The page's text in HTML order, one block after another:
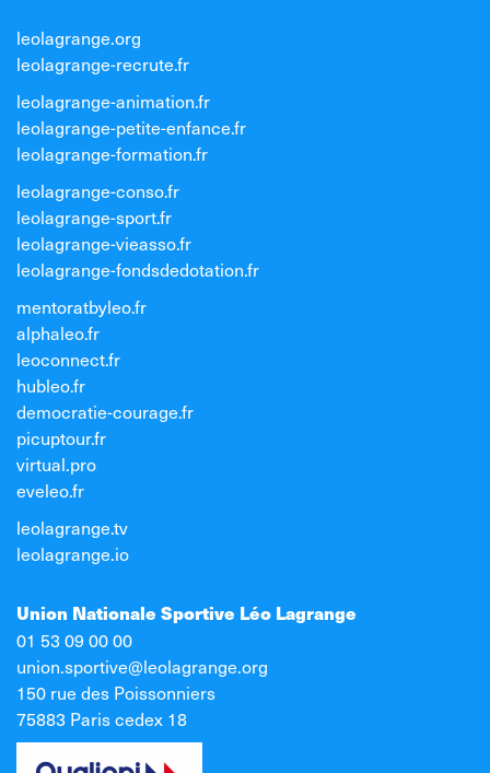
leolagrange.org
leolagrange-recrute.fr
leolagrange-animation.fr
leolagrange-petite-enfance.fr
leolagrange-formation.fr
leolagrange-conso.fr
leolagrange-sport.fr
leolagrange-vieasso.fr
leolagrange-fondsdedotation.fr
mentoratbyleo.fr
alphaleo.fr
leoconnect.fr
hubleo.fr
democratie-courage.fr
picuptour.fr
virtual.pro
eveleo.fr
leolagrange.tv
leolagrange.io
Union Nationale Sportive Léo Lagrange
01 53 09 00 00
union.sportive@leolagrange.org
150 rue des Poissonniers
75883 Paris cedex 18